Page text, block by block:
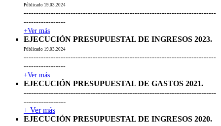
Públicado 19.03.2024
------------------------------------------------------------------------------
-----------------
+Ver más
EJECUCIÓN PRESUPUESTAL DE INGRESOS 2023.
Públicado 19.03.2024
------------------------------------------------------------------------------
-----------------
+Ver más
EJECUCIÓN PRESUPUESTAL DE GASTOS 2021.
------------------------------------------------------------------------------
-----------------
+ Ver más
EJECUCIÓN PRESUPUESTAL DE INGRESOS 2020.